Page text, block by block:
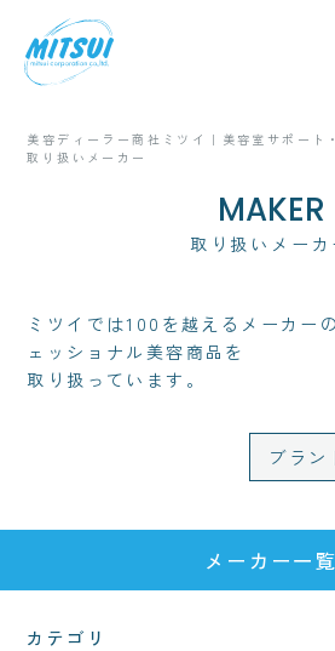
美容ディーラー商社ミツイ｜美容室サポート
取り扱いメーカー
MAKER
取り扱いメーカ
ミツイでは100を越えるメーカー
ェッショナル美容商品を
取り扱っています。
ブラ
メーカー一覧
カテゴリ